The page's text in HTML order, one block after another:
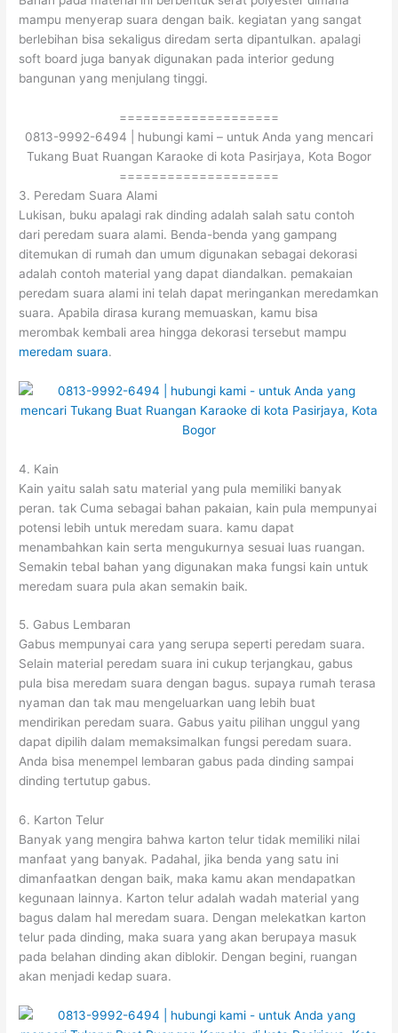
mampu menyerap suara dengan baik. kegiatan yang sangat
berlebihan bisa sekaligus diredam serta dipantulkan. apalagi
soft board juga banyak digunakan pada interior gedung
bangunan yang menjulang tinggi.
====================
0813-9992-6494 | hubungi kami – untuk Anda yang mencari
Tukang Buat Ruangan Karaoke di kota Pasirjaya, Kota Bogor
====================
3. Peredam Suara Alami
Lukisan, buku apalagi rak dinding adalah salah satu contoh
dari peredam suara alami. Benda-benda yang gampang
ditemukan di rumah dan umum digunakan sebagai dekorasi
adalah contoh material yang dapat diandalkan. pemakaian
peredam suara alami ini telah dapat meringankan meredamkan
suara. Apabila dirasa kurang memuaskan, kamu bisa
merombak kembali area hingga dekorasi tersebut mampu
meredam suara.
4. Kain
Kain yaitu salah satu material yang pula memiliki banyak
peran. tak Cuma sebagai bahan pakaian, kain pula mempunyai
potensi lebih untuk meredam suara. kamu dapat
menambahkan kain serta mengukurnya sesuai luas ruangan.
Semakin tebal bahan yang digunakan maka fungsi kain untuk
meredam suara pula akan semakin baik.
5. Gabus Lembaran
Gabus mempunyai cara yang serupa seperti peredam suara.
Selain material peredam suara ini cukup terjangkau, gabus
pula bisa meredam suara dengan bagus. supaya rumah terasa
nyaman dan tak mau mengeluarkan uang lebih buat
mendirikan peredam suara. Gabus yaitu pilihan unggul yang
dapat dipilih dalam memaksimalkan fungsi peredam suara.
Anda bisa menempel lembaran gabus pada dinding sampai
dinding tertutup gabus.
6. Karton Telur
Banyak yang mengira bahwa karton telur tidak memiliki nilai
manfaat yang banyak. Padahal, jika benda yang satu ini
dimanfaatkan dengan baik, maka kamu akan mendapatkan
kegunaan lainnya. Karton telur adalah wadah material yang
bagus dalam hal meredam suara. Dengan melekatkan karton
telur pada dinding, maka suara yang akan berupaya masuk
pada belahan dinding akan diblokir. Dengan begini, ruangan
akan menjadi kedap suara.